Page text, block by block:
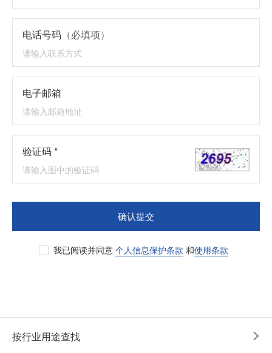
电话号码 （必填项）
电子邮箱
验证码 *
确认提交
我已阅读并同意 个人信息保护条款 和使用条款
按行业用途查找